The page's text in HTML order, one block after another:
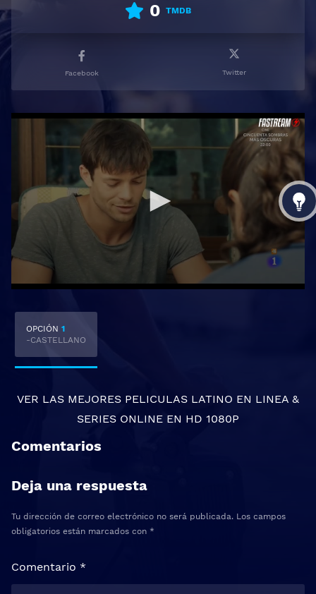
0 TMDB
Facebook Twitter
OPCIÓN 1
-CASTELLANO
VER LAS MEJORES PELICULAS LATINO EN LINEA &
SERIES ONLINE EN HD 1080P
Comentarios
Deja una respuesta
Tu dirección de correo electrónico no será publicada. Los campos
obligatorios están marcados con *
Comentario *